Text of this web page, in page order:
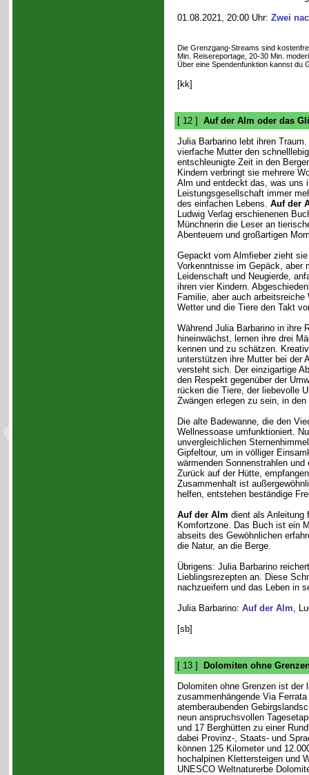
01.08.2021, 20:00 Uhr: Zwei
Die Grenzgang-Streams sind
Min. Reisereportage, 20-30 Min.
Über eine Spendenfunktion kannst du
[kk]
[ 12 ] Auf der Alm oder das
Julia Barbarino lebt ihren
vierfache Mutter den
entschleunigte Zeit in den
Kindern verbringt sie mehrere
Alm und entdeckt das, was uns
Leistungsgesellschaft immer
des einfachen Lebens. Auf der
Ludwig Verlag erschienenen
Münchnerin die Leser an
Abenteuern und großartigen
Gepackt vom Almfieber zieht
Vorkenntnisse im Gepäck, aber
Leidenschaft und Neugierde,
ihren vier Kindern.
Familie, aber auch arbeitsreiche
Wetter und die Tiere den Takt
Während Julia Barbarino in ihre
hineinwächst, lernen ihre drei
kennen und zu schätzen.
unterstützen ihre Mutter bei der
versteht sich. Der einzigartige
den Respekt gegenüber der
rücken die Tiere, der liebevolle
Zwängen erlegen zu sein, in
Die alte Badewanne, die den
Wellnessoase umfunktioniert.
unvergleichlichen
Gipfeltour, um in völliger
wärmenden Sonnenstrahlen
Zurück auf der Hütte,
Zusammenhalt ist
helfen, entstehen beständige
Auf der Alm dient als Anleitung
Komfortzone. Das Buch ist ein
abseits des Gewöhnlichen
die Natur, an die Berge.
Übrigens: Julia Barbarino
Lieblingsrezepten an. Diese
nachzueifern und das Leben in
Julia Barbarino: Auf der Alm,
[sb]
[ 13 ]
Dolomiten ohne
Dolomiten ohne Grenzen ist der
zusammenhängende Via
atemberaubenden
neun anspruchsvollen
und 17 Berghütten zu einer
dabei Provinz-, Staats- und
können 125 Kilometer und
hochalpinen Klettersteigen und
UNESCO Weltnaturerbe